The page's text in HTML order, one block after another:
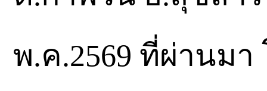
พ.ค.2569 ที่ผ่านม